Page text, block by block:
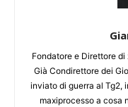
Fondatore e Direttore
Già Condirettore dei
inviato di guerra al Tg2,
maxiprocesso a cosa